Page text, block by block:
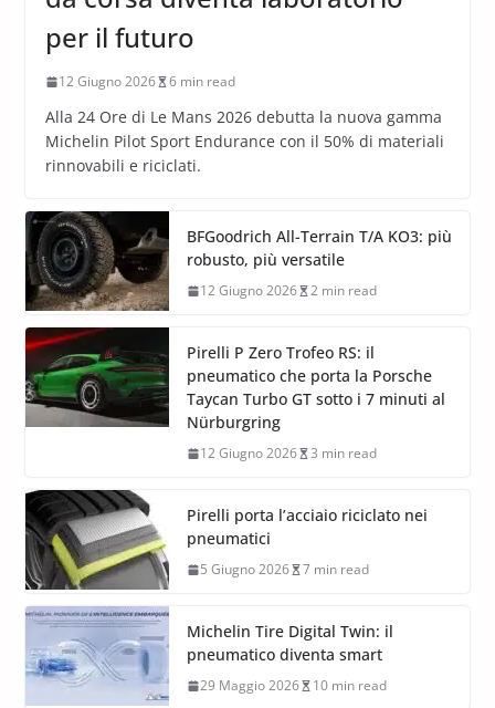
per il futuro
12 Giugno 2026 6 min read
Alla 24 Ore di Le Mans 2026 debutta la nuova gamma
Michelin Pilot Sport Endurance con il 50% di materiali
rinnovabili e riciclati.
BFGoodrich All-Terrain T/A KO3: più
robusto, più versatile
12 Giugno 2026 2 min read
Pirelli P Zero Trofeo RS: il
pneumatico che porta la Porsche
Taycan Turbo GT sotto i 7 minuti al
Nürburgring
12 Giugno 2026 3 min read
Pirelli porta l’acciaio riciclato nei
pneumatici
5 Giugno 2026 7 min read
Michelin Tire Digital Twin: il
pneumatico diventa smart
29 Maggio 2026 10 min read